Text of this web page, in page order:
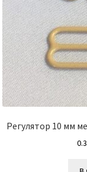
Регулятор 10 мм